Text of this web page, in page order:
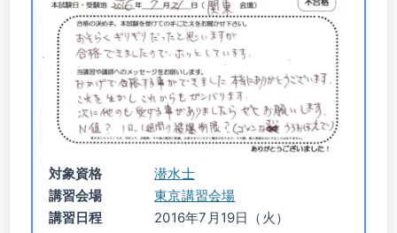
対象資格
潜水士
講習会場
東京講習会場
講習日程
2016年7月19日（火）